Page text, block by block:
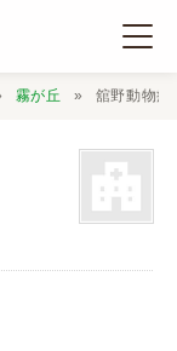
霧が丘 舘野動物病